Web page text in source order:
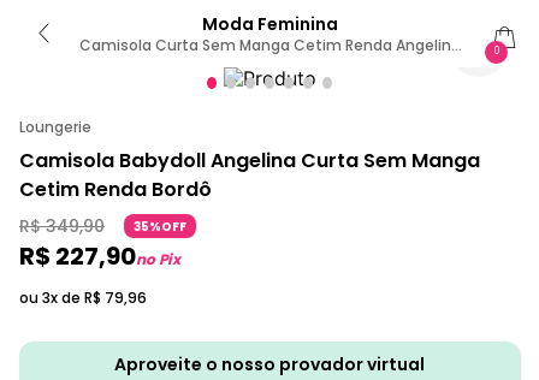
Moda Feminina
Camisola Curta Sem Manga Cetim Renda Angelina
Rosa Raspberry M
0
Loungerie
Camisola Babydoll Angelina Curta Sem Manga
Cetim Renda Bordô
R$ 349,90 35%OFF
R$ 227,90no Pix
ou 3x de R$ 79,96
Aproveite o nosso provador virtual